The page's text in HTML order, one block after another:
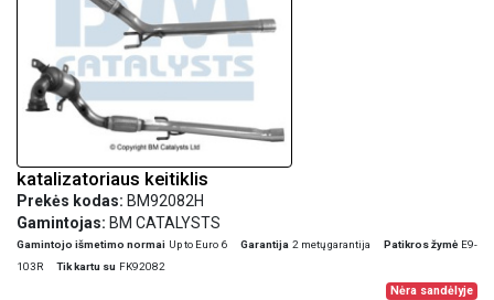
katalizatoriaus keitiklis
Prekės kodas: BM92082H
Gamintojas: BM CATALYSTS
Gamintojo išmetimo normai Up to Euro 6 Garantija 2 metų garantija Patikros žymė E9-
103R
Tik kartu su FK92082
Nėra sandėlyje